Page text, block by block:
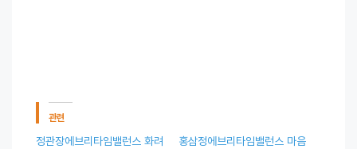
관련
정관장에브리타임밸런스 화려
홍삼정에브리타임밸런스 마음